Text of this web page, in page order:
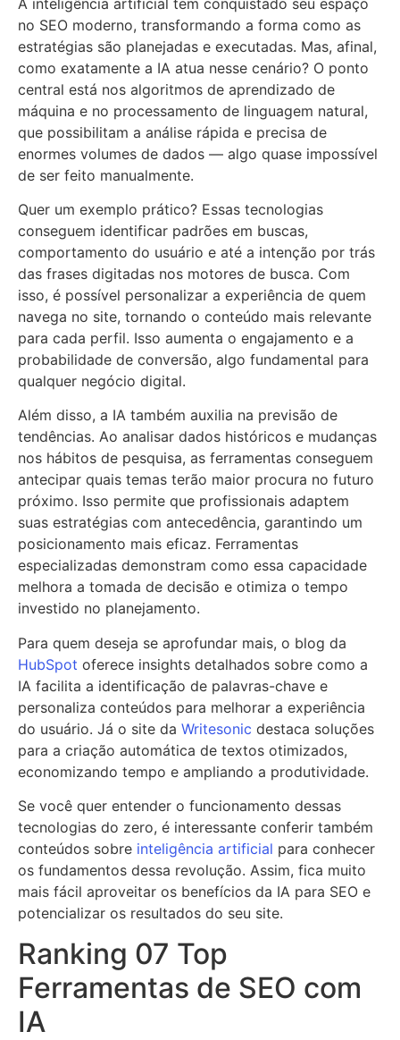
no SEO moderno, transformando a forma como as
estratégias são planejadas e executadas. Mas, afinal,
como exatamente a IA atua nesse cenário? O ponto
central está nos algoritmos de aprendizado de
máquina e no processamento de linguagem natural,
que possibilitam a análise rápida e precisa de
enormes volumes de dados — algo quase impossível
de ser feito manualmente.
Quer um exemplo prático? Essas tecnologias
conseguem identificar padrões em buscas,
comportamento do usuário e até a intenção por trás
das frases digitadas nos motores de busca. Com
isso, é possível personalizar a experiência de quem
navega no site, tornando o conteúdo mais relevante
para cada perfil. Isso aumenta o engajamento e a
probabilidade de conversão, algo fundamental para
qualquer negócio digital.
Além disso, a IA também auxilia na previsão de
tendências. Ao analisar dados históricos e mudanças
nos hábitos de pesquisa, as ferramentas conseguem
antecipar quais temas terão maior procura no futuro
próximo. Isso permite que profissionais adaptem
suas estratégias com antecedência, garantindo um
posicionamento mais eficaz. Ferramentas
especializadas demonstram como essa capacidade
melhora a tomada de decisão e otimiza o tempo
investido no planejamento.
Para quem deseja se aprofundar mais, o blog da
HubSpot oferece insights detalhados sobre como a
IA facilita a identificação de palavras-chave e
personaliza conteúdos para melhorar a experiência
do usuário. Já o site da Writesonic destaca soluções
para a criação automática de textos otimizados,
economizando tempo e ampliando a produtividade.
Se você quer entender o funcionamento dessas
tecnologias do zero, é interessante conferir também
conteúdos sobre inteligência artificial para conhecer
os fundamentos dessa revolução. Assim, fica muito
mais fácil aproveitar os benefícios da IA para SEO e
potencializar os resultados do seu site.
Ranking 07 Top
Ferramentas de SEO com
IA